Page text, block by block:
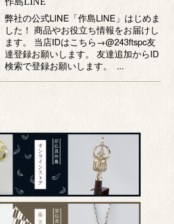
弊社の公式LINE「作島LINE」はじめま
した！ 商品やお役立ち情報をお届けし
ます。 当店IDはこちら→@243ftspc友
達登録お願いします。 友達追加からID
検索で登録お願いします。 ...